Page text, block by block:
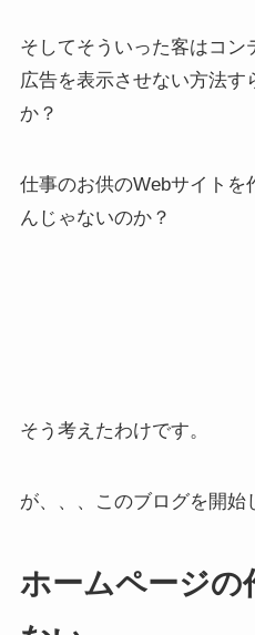
そしてそういった客はコ
広告を表示させない方法す
か？
仕事のお供のWebサイトを
んじゃないのか？
そう考えたわけです。
が、、、このブログを開始
ホームページの